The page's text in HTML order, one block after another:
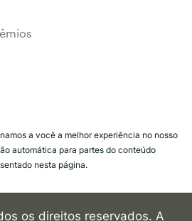
a você a melhor experiência no nosso
automática para partes do conteúdo
nesta página.
os direitos reservados. A